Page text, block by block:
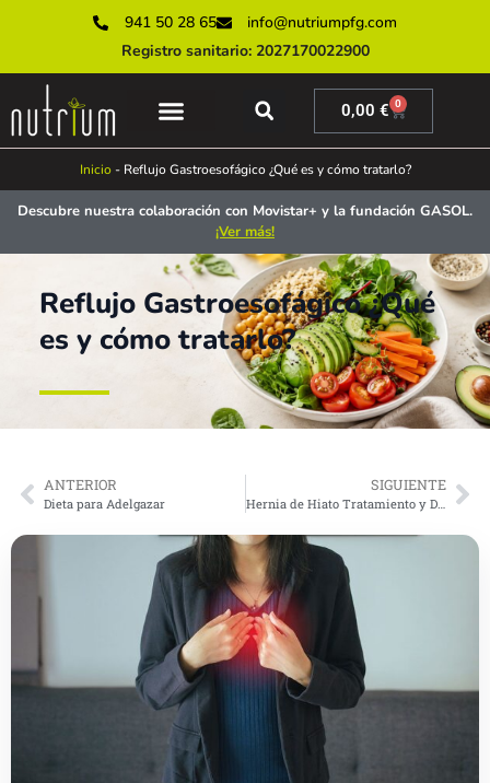
941 50 28 65
info@nutriumpfg.com
Registro sanitario: 2027170022900
0,00 € 0
Inicio- Reflujo Gastroesofágico ¿Qué es y cómo tratarlo?
Descubre nuestra colaboración con Movistar+ y la fundación GASOL.
¡Ver más!
Reflujo Gastroesofágico ¿Qué
es y cómo tratarlo?
ANTERIOR
Dieta para Adelgazar
SIGUIENTE
Hernia de Hiato Tratamiento y Dieta